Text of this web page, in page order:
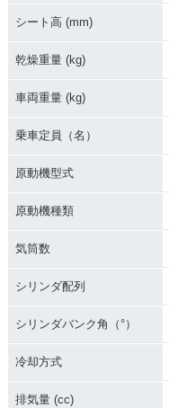
シート高 (mm)
乾燥重量 (kg)
車両重量 (kg)
乗車定員（名）
原動機型式
原動機種類
気筒数
シリンダ配列
シリンダバンク角（°）
冷却方式
排気量 (cc)